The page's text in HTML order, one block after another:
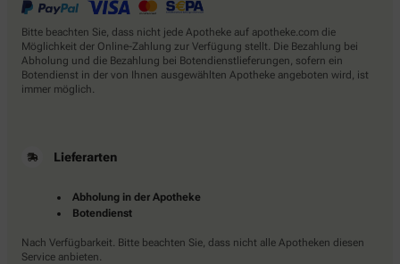
Bitte beachten Sie, dass nicht jede Apotheke auf apotheke.com die
Möglichkeit der Online-Zahlung zur Verfügung stellt. Die Bezahlung bei
Abholung und die Bezahlung bei Botendienstlieferungen, sofern ein
Botendienst in der von Ihnen ausgewählten Apotheke angeboten wird, ist
immer möglich.
Lieferarten
Abholung in der Apotheke
Botendienst
Nach Verfügbarkeit. Bitte beachten Sie, dass nicht alle Apotheken diesen
Service anbieten.